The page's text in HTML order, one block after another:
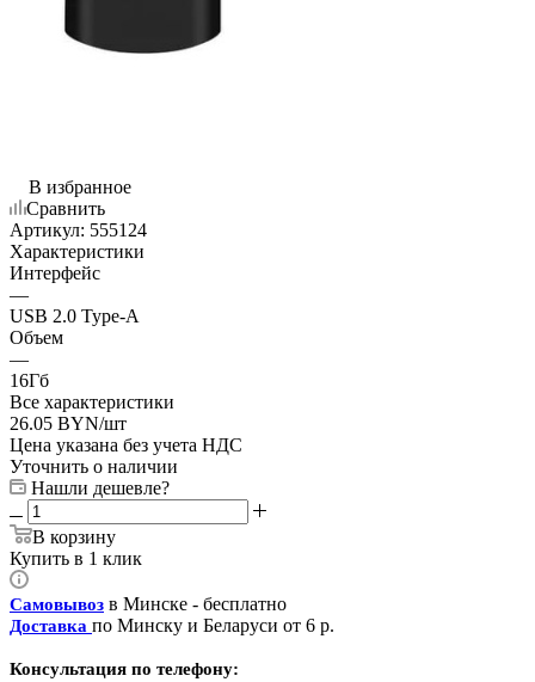
В избранное
Сравнить
Артикул: 555124
Характеристики
Интерфейс
—
USB 2.0 Type-A
Объем
—
16Гб
Все характеристики
26.05 BYN/шт
Цена указана без учета НДС
Уточнить о наличии
Нашли дешевле?
В корзину
Купить в 1 клик
Самовывоз в Минске - бесплатно
Доставка по Минску и Беларуси от 6 р.
Консультация по телефону: